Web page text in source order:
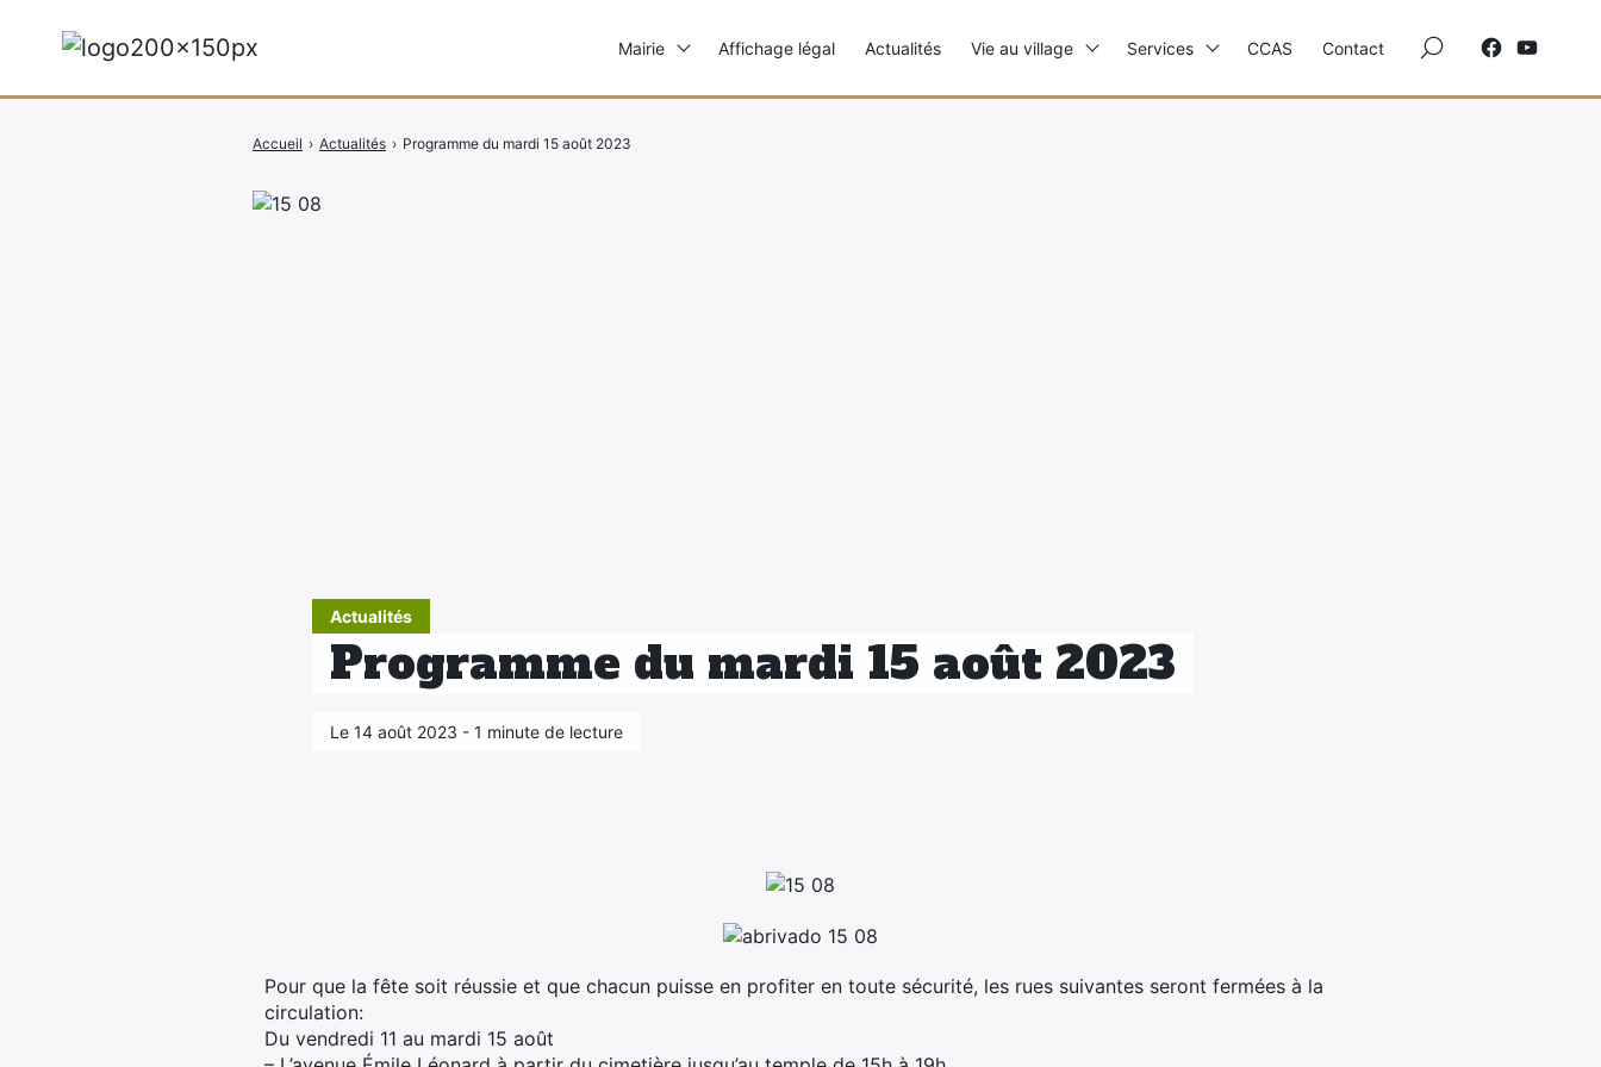
Actualités
Programme du mardi 15 août 2023
Le 14 août 2023 - 1 minute de lecture
Accueil › Actualités › Programme du mardi 15 août 2023
Pour que la fête soit réussie et que chacun puisse en profiter en toute sécurité, les rues suivantes seront fermées à la
circulation:
Du vendredi 11 au mardi 15 août
Mairie Affichage légal Actualités Vie au village Services CCAS Contact
×